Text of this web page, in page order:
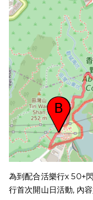
為到配合活樂行x 50+
行首次開山日活動, 內容